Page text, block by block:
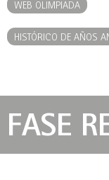
WEB OLIMPIADA
HISTÓRICO DE AÑOS
FASE